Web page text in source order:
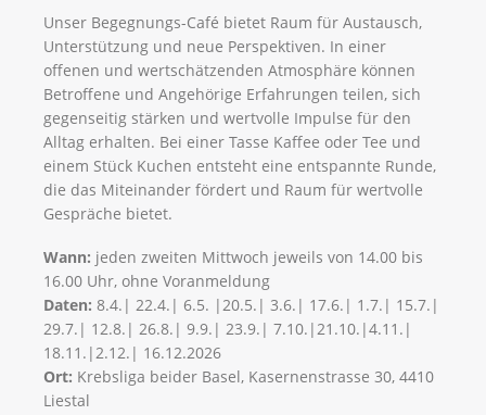
Unser Begegnungs-Café bietet Raum für Austausch,
Unterstützung und neue Perspektiven. In einer
offenen und wertschätzenden Atmosphäre können
Betroffene und Angehörige Erfahrungen teilen, sich
gegenseitig stärken und wertvolle Impulse für den
Alltag erhalten. Bei einer Tasse Kaffee oder Tee und
einem Stück Kuchen entsteht eine entspannte Runde,
die das Miteinander fördert und Raum für wertvolle
Gespräche bietet.
Wann: jeden zweiten Mittwoch jeweils von 14.00 bis
16.00 Uhr, ohne Voranmeldung
Daten: 8.4.| 22.4.| 6.5. |20.5.| 3.6.| 17.6.| 1.7.| 15.7.|
29.7.| 12.8.| 26.8.| 9.9.| 23.9.|​​​​​​​ 7.10.|21.10.|​​​​​​​4.11.|​​​​​​​
18.11.|​​​​​​​2.12.| 16.12.2026​​​​​​​
Ort: Krebsliga beider Basel, Kasernenstrasse 30, 4410
Liestal